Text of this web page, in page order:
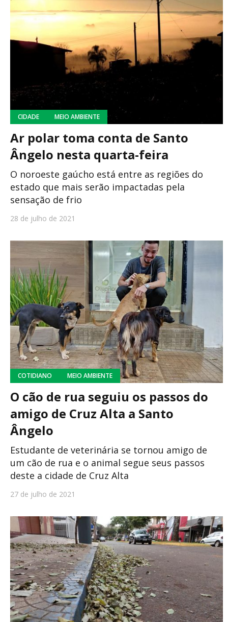
CIDADE MEIO AMBIENTE
Ar polar toma conta de Santo
Ângelo nesta quarta-feira
O noroeste gaúcho está entre as regiões do
estado que mais serão impactadas pela
sensação de frio
28 de julho de 2021
COTIDIANO MEIO AMBIENTE
O cão de rua seguiu os passos do
amigo de Cruz Alta a Santo
Ângelo
Estudante de veterinária se tornou amigo de
um cão de rua e o animal segue seus passos
deste a cidade de Cruz Alta
27 de julho de 2021